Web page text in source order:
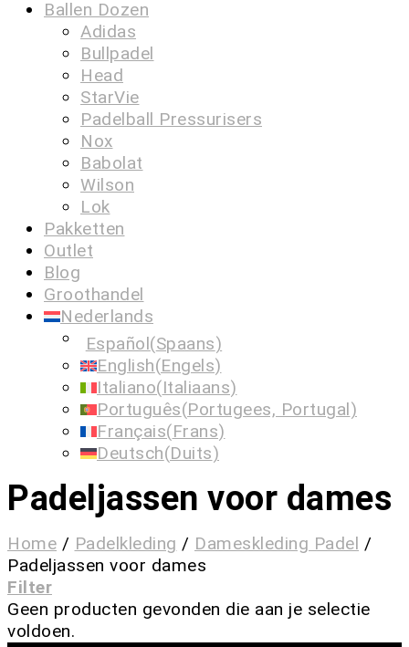
Ballen Dozen
Adidas
Bullpadel
Head
StarVie
Padelball Pressurisers
Nox
Babolat
Wilson
Lok
Pakketten
Outlet
Blog
Groothandel
Nederlands
Español(Spaans)
English(Engels)
Italiano(Italiaans)
Português(Portugees, Portugal)
Français(Frans)
Deutsch(Duits)
Padeljassen voor dames
Home / Padelkleding / Dameskleding Padel /
Padeljassen voor dames
Filter
Geen producten gevonden die aan je selectie
voldoen.